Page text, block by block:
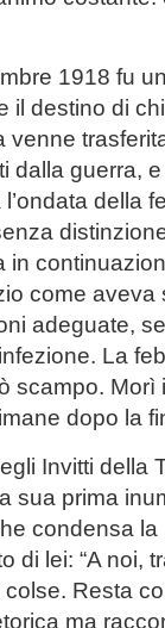
1918 fu
il destino di
venne
dalla guerra,
della
in
come aveva
adeguate,
La
scampo. Morì
dopo la
Invitti della
sua prima
condensa
di lei: “A noi,
colse. Resta
ma